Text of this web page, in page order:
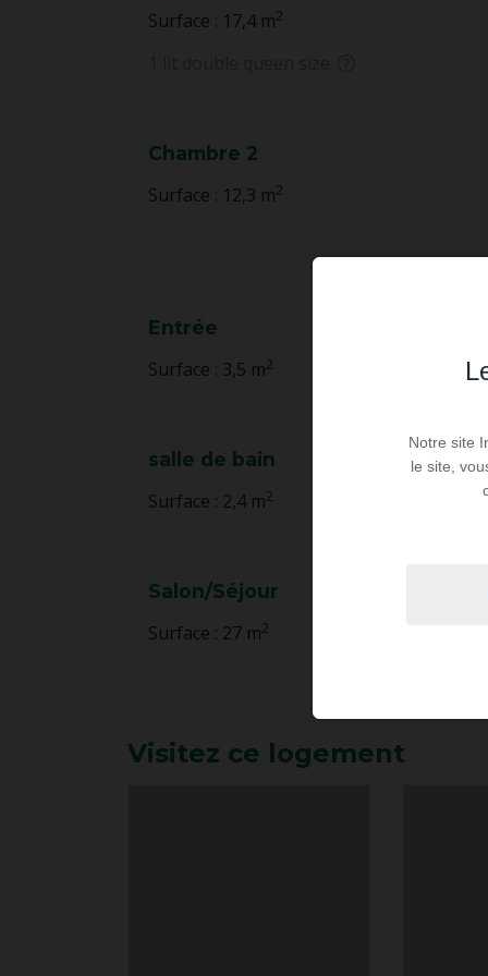
Surface : 17,4 m2
Chambre 2
Surface : 12,3 m2
Entrée
Surface : 3,5 m2
salle de bain
Surface : 2,4 m2
Salon/Séjour
Surface : 27 m2
Visitez ce logement
Notre site
le site,